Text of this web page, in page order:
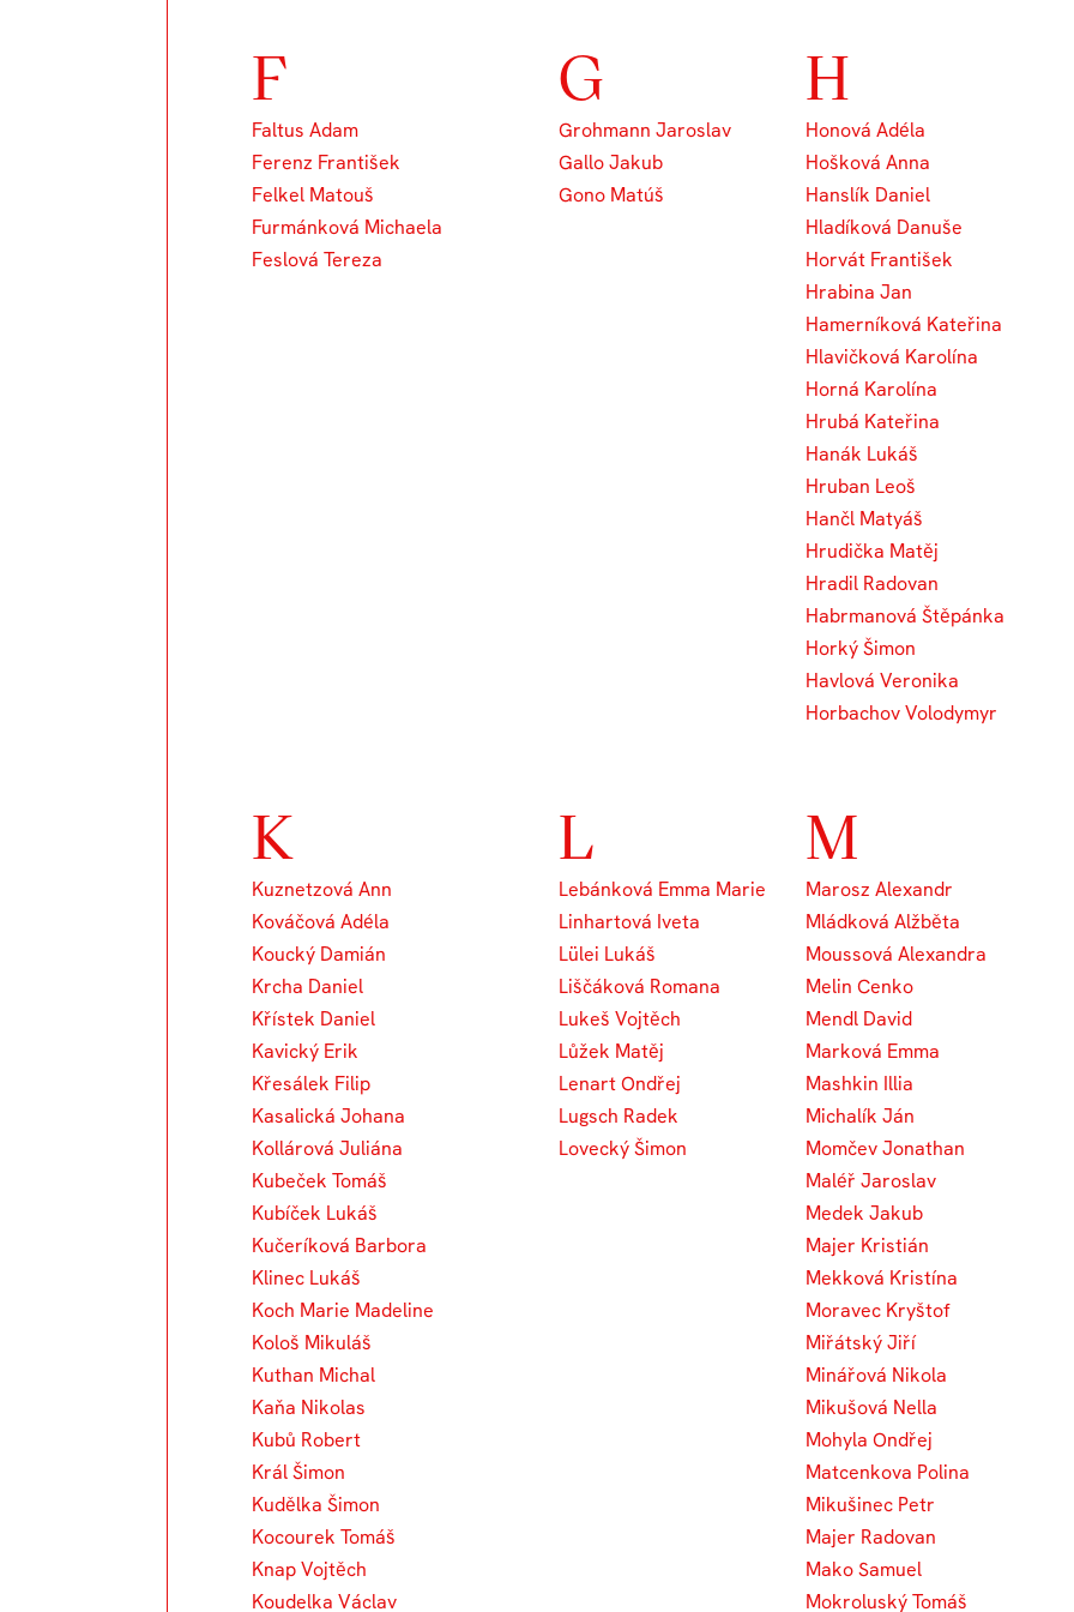
F
Faltus Adam
Ferenz František
Felkel Matouš
Furmánková Michaela
Feslová Tereza
G
Grohmann Jaroslav
Gallo Jakub
Gono Matúš
H
Honová Adéla
Hošková Anna
Hanslík Daniel
Hladíková Danuše
Horvát František
Hrabina Jan
Hamerníková Kateřina
Hlavičková Karolína
Horná Karolína
Hrubá Kateřina
Hanák Lukáš
Hruban Leoš
Hančl Matyáš
Hrudička Matěj
Hradil Radovan
Habrmanová Štěpánka
Horký Šimon
Havlová Veronika
Horbachov Volodymyr
K
Kuznetzová Ann
Kováčová Adéla
Koucký Damián
Krcha Daniel
Křístek Daniel
Kavický Erik
Křesálek Filip
Kasalická Johana
Kollárová Juliána
Kubeček Tomáš
Kubíček Lukáš
Kučeríková Barbora
Klinec Lukáš
Koch Marie Madeline
Kološ Mikuláš
Kuthan Michal
Kaňa Nikolas
Kubů Robert
Král Šimon
Kudělka Šimon
Kocourek Tomáš
Knap Vojtěch
Koudelka Václav
L
Lebánková Emma Marie
Linhartová Iveta
Lülei Lukáš
Liščáková Romana
Lukeš Vojtěch
Lůžek Matěj
Lenart Ondřej
Lugsch Radek
Lovecký Šimon
M
Marosz Alexandr
Mládková Alžběta
Moussová Alexandra
Melin Cenko
Mendl David
Marková Emma
Mashkin Illia
Michalík Ján
Momčev Jonathan
Maléř Jaroslav
Medek Jakub
Majer Kristián
Mekková Kristína
Moravec Kryštof
Miřátský Jiří
Minářová Nikola
Mikušová Nella
Mohyla Ondřej
Matcenkova Polina
Mikušinec Petr
Majer Radovan
Mako Samuel
Mokroluský Tomáš